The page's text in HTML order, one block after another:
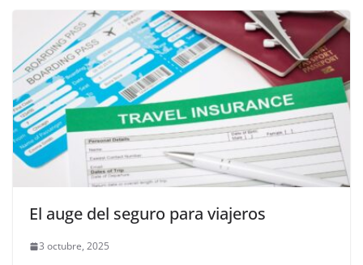
El auge del seguro para viajeros
3 octubre, 2025